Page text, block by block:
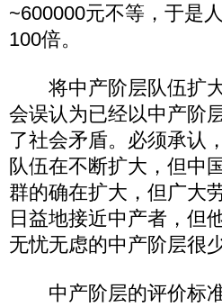
~600000元不等，于是
100倍。
将中产阶层队伍扩大
会误认为已经以中产阶
了社会矛盾。必须承认
队伍在不断扩大，但中
群的确在扩大，但广大
日益地接近中产者，但
无忧无虑的中产阶层很少
中产阶层的评价标准